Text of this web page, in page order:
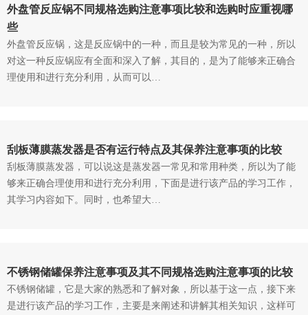
外盘管反应锅不同规格选购注意事项比较和选购时应重视哪
些
外盘管反应锅，这是反应锅中的一种，而且是较为常见的一种，所以
对这一种反应锅应有全面和深入了解，其目的，是为了能够来正确合
理使用和进行充分利用，从而可以…
刮板薄膜蒸发器是否有运行特点及其保养注意事项的比较
刮板薄膜蒸发器，可以说这是蒸发器一常见和常用种类，所以为了能
够来正确合理使用和进行充分利用，下面是进行该产品的学习工作，
其学习内容如下。同时，也希望大…
不锈钢储罐保养注意事项及其不同规格选购注意事项的比较
不锈钢储罐，它是大家的熟悉和了解对象，所以基于这一点，接下来
是进行该产品的学习工作，主要是来阐述和讲解其相关知识，这样可